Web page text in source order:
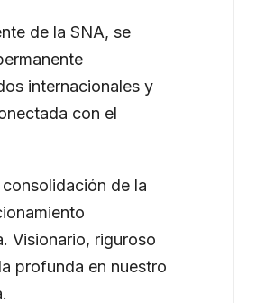
de la SNA, se
internacionales y
con el
de la
Visionario, riguroso
profunda en nuestro